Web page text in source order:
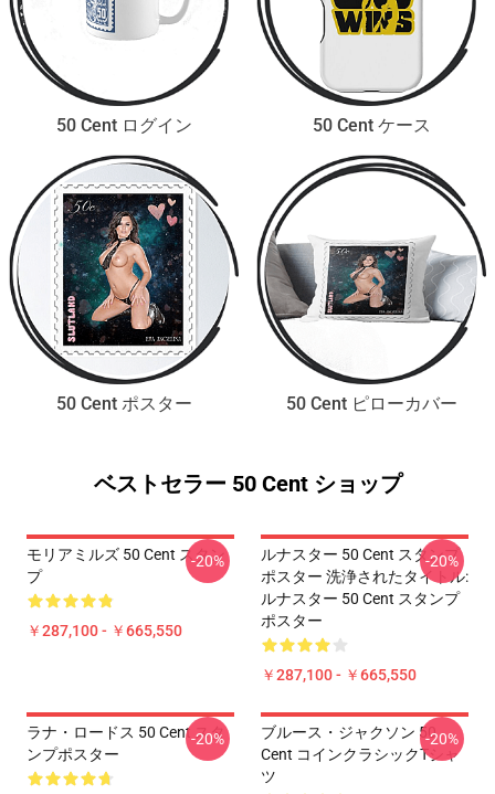
50 Cent ログイン 50 Cent ケース
50 Cent ポスター 50 Cent ピローカバー
ベストセラー 50 Cent ショップ
モリアミルズ 50 Cent スタン
プ
￥287,100 - ￥665,550
-20%
ルナスター 50 Cent スタンプ
ポスター 洗浄されたタイトル:
ルナスター 50 Cent スタンプ
ポスター
￥287,100 - ￥665,550
-20%
ラナ・ロードス 50 Cent スタ
ンプポスター
-20%
ブルース・ジャクソン 50
Cent コインクラシックTシャ
ツ
-20%